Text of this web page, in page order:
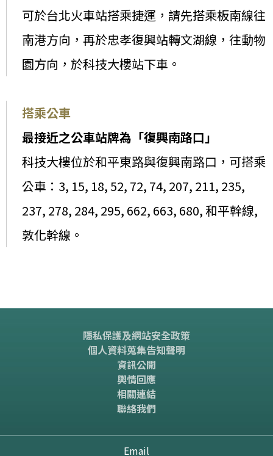
可於台北火車站搭乘捷運，請先搭乘板南線往
南港方向，再於忠孝復興站轉文湖線，往動物
園方向，於科技大樓站下車。
搭乘公車
最接近之公車站牌為「復興南路口」
科技大樓位於和平東路與復興南路口，可搭乘
公車：3, 15, 18, 52, 72, 74, 207, 211, 235,
237, 278, 284, 295, 662, 663, 680, 和平幹線,
敦化幹線。
隱私保護及網站安全政策
個人資料蒐集告知聲明
資訊公開
輿情回應
相關連結
聯絡我們
Email